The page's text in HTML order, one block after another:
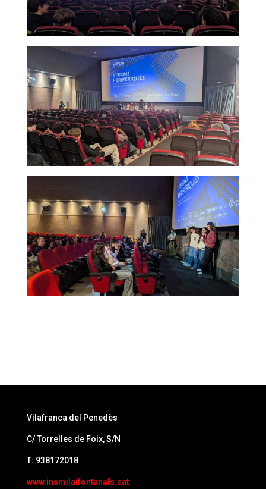
Vilafranca del Penedès
C/ Torrelles de Foix, S/N
T: 938172018
www.insmilaifontanals.cat